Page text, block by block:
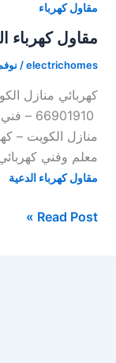
66628579
/
الكويت
مقاول كهرباء
مقاول كهرباء
electrichomes
/ نوفمبر
منازل الكويت –
معلم وفني
مقاول كهرباء الدعية
مقاول
Read Post »